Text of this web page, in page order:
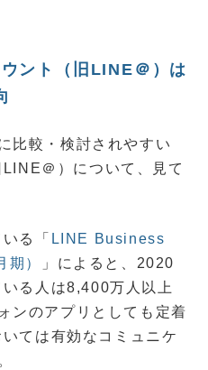
ント（旧LINE＠）は
比較・検討されやすい
＠）について、見て
る「
LINE Business
）
」によると、2020
る人は8,400万人以上
ンのアプリとしても定着
ては有効なコミュニケ